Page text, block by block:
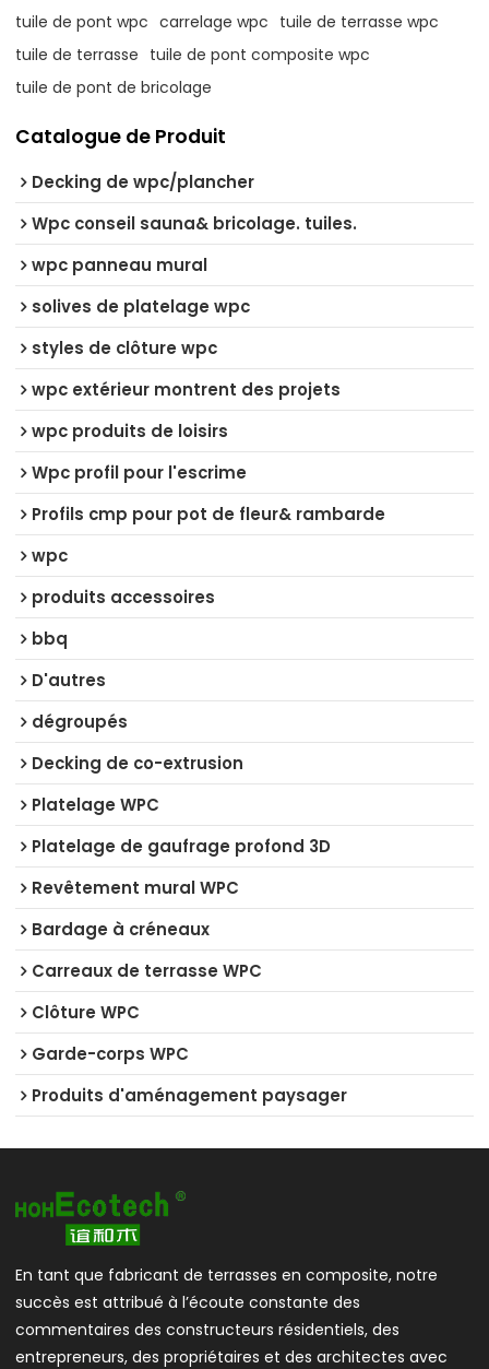
tuile de pont wpc carrelage wpc tuile de terrasse wpc
tuile de terrasse tuile de pont composite wpc
tuile de pont de bricolage
Catalogue de Produit
Decking de wpc/plancher
Wpc conseil sauna& bricolage. tuiles.
wpc panneau mural
solives de platelage wpc
styles de clôture wpc
wpc extérieur montrent des projets
wpc produits de loisirs
Wpc profil pour l'escrime
Profils cmp pour pot de fleur& rambarde
wpc
produits accessoires
bbq
D'autres
dégroupés
Decking de co-extrusion
Platelage WPC
Platelage de gaufrage profond 3D
Revêtement mural WPC
Bardage à créneaux
Carreaux de terrasse WPC
Clôture WPC
Garde-corps WPC
Produits d'aménagement paysager
En tant que fabricant de terrasses en composite, notre
succès est attribué à l’écoute constante des
commentaires des constructeurs résidentiels, des
entrepreneurs, des propriétaires et des architectes avec